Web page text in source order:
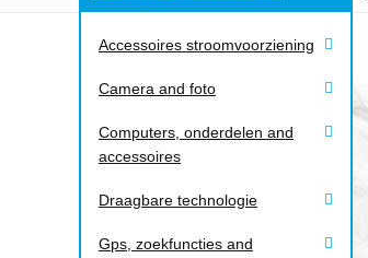
Accessoires stroomvoorziening
Camera and foto
Computers, onderdelen and
accessoires
Draagbare technologie
Gps, zoekfuncties and